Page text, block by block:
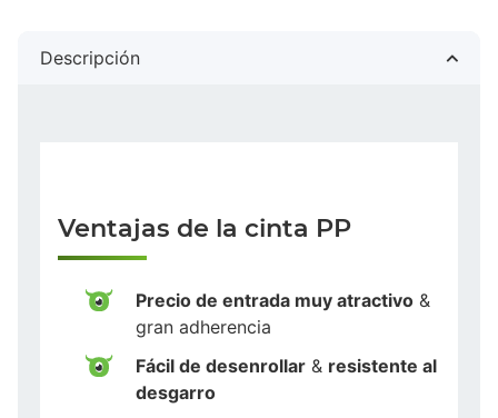
Descripción
Ventajas de la cinta PP
Precio de entrada muy atractivo &
gran adherencia
Fácil de desenrollar & resistente al
desgarro